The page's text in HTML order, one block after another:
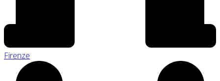
Firenze